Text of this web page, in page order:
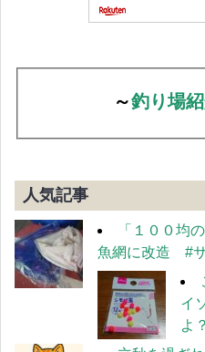
～釣り場
人気記事
「１００均
魚網に改造 #
イ
よ